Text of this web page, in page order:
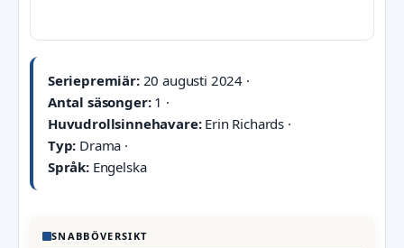
Seriepremiär:20 augusti 2024 ·
Antal säsonger:1 ·
Huvudrollsinnehavare:Erin Richards ·
Typ: Drama ·
Språk:Engelska
SNABBÖVERSIKT